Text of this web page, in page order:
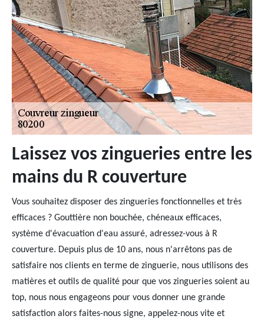
Laissez vos zingueries entre les
mains du R couverture
Vous souhaitez disposer des zingueries fonctionnelles et très
efficaces ? Gouttière non bouchée, chéneaux efficaces,
système d'évacuation d'eau assuré, adressez-vous à R
couverture. Depuis plus de 10 ans, nous n'arrêtons pas de
satisfaire nos clients en terme de zinguerie, nous utilisons des
matières et outils de qualité pour que vos zingueries soient au
top, nous nous engageons pour vous donner une grande
satisfaction alors faites-nous signe, appelez-nous vite et